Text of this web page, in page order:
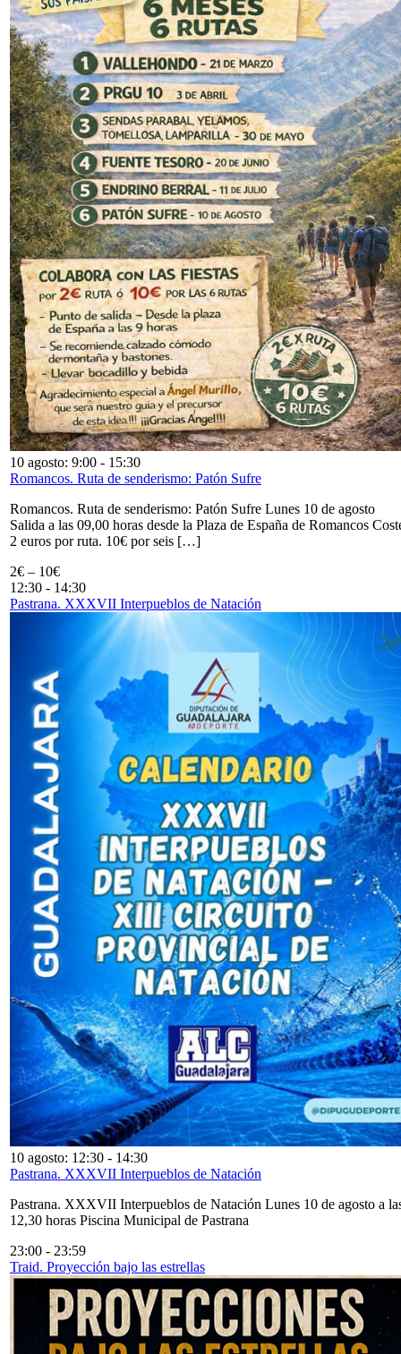
10 agosto: 9:00 - 15:30
Romancos. Ruta de senderismo: Patón Sufre
Romancos. Ruta de senderismo: Patón Sufre Lunes 10 de agosto
Salida a las 09,00 horas desde la Plaza de España de Romancos
2 euros por ruta. 10€ por seis […]
2€ – 10€
12:30 - 14:30
Pastrana. XXXVII Interpueblos de Natación
10 agosto: 12:30 - 14:30
Pastrana. XXXVII Interpueblos de Natación
Pastrana. XXXVII Interpueblos de Natación Lunes 10 de agosto a
12,30 horas Piscina Municipal de Pastrana
23:00 - 23:59
Traid. Proyección bajo las estrellas